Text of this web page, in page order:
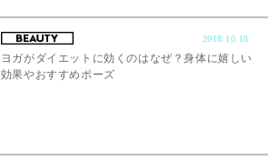
2018.10.18
ヨガがダイエットに効くのはなぜ？身体に嬉しい
効果やおすすめポーズ